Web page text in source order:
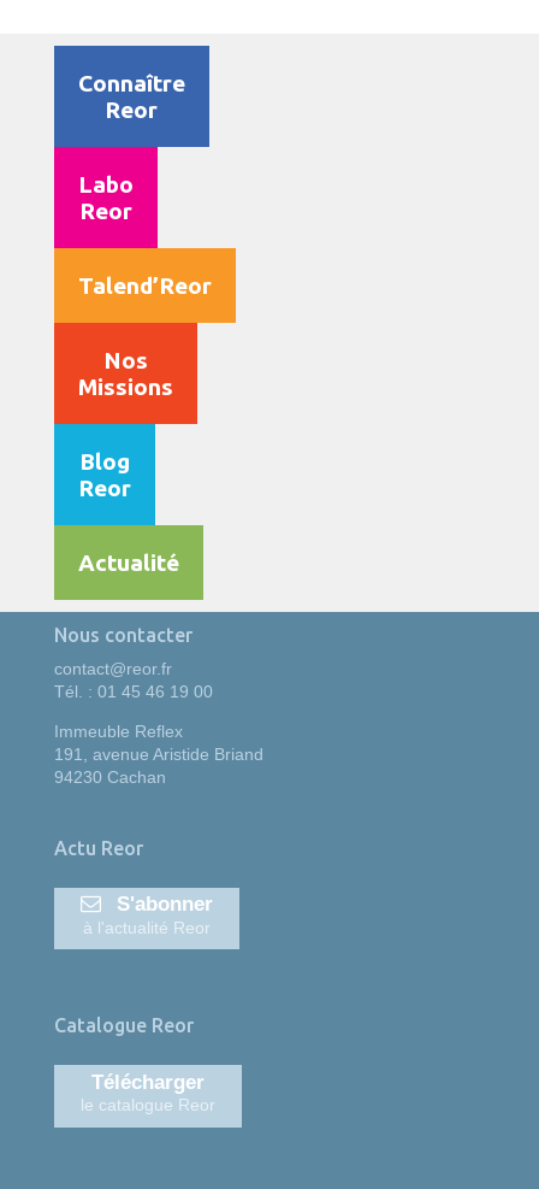
Connaître
Reor
Labo
Reor
Talend’Reor
Nos
Missions
Blog
Reor
Actualité
Nous contacter
contact@reor.fr
Tél. : 01 45 46 19 00
Immeuble Reflex
191, avenue Aristide Briand
94230 Cachan
Actu Reor
S'abonner
à l'actualité Reor
Catalogue Reor
Télécharger
le catalogue Reor